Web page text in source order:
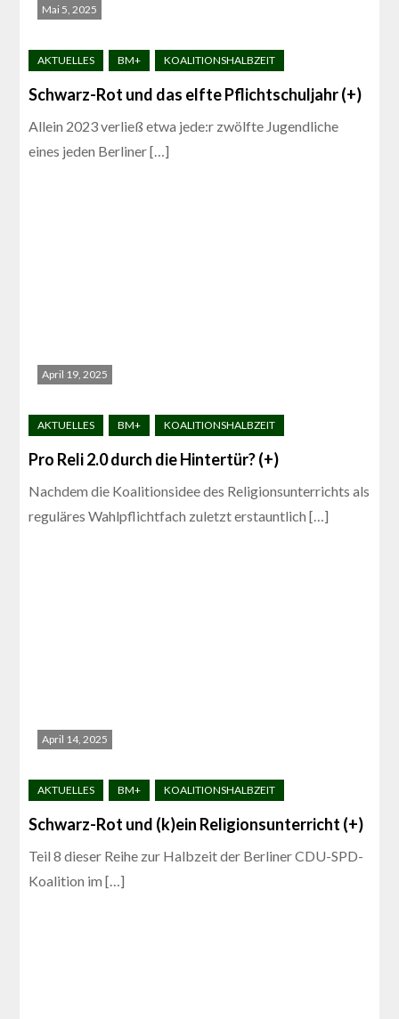
Mai 5, 2025
Schwarz-Rot und das elfte Pflichtschuljahr (+)
Allein 2023 verließ etwa jede:r zwölfte Jugendliche
eines jeden Berliner […]
April 19, 2025
Pro Reli 2.0 durch die Hintertür? (+)
Nachdem die Koalitionsidee des Religionsunterrichts als
reguläres Wahlpflichtfach zuletzt erstauntlich […]
April 14, 2025
Schwarz-Rot und (k)ein Religionsunterricht (+)
Teil 8 dieser Reihe zur Halbzeit der Berliner CDU-SPD-
Koalition im […]